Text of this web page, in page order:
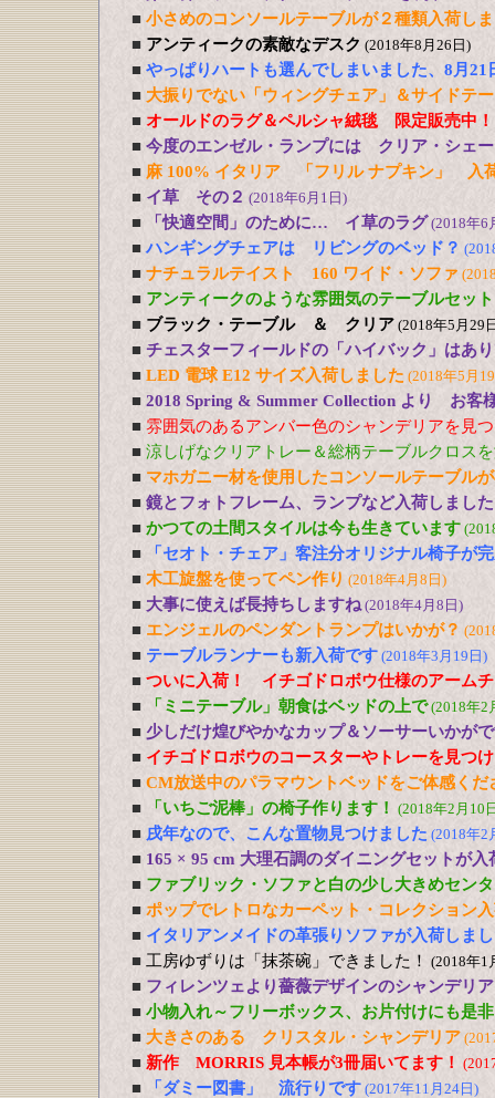
■ 小さめのコンソールテーブルが２種類入荷し
■ アンティークの素敵なデスク (2018年8月26日)
■ やっぱりハートも選んでしまいました、8月21
■ 大振りでない「ウィングチェア」＆サイドテ
■ オールドのラグ＆ペルシャ絨毯 限定販売中！
■ 今度のエンゼル・ランプには クリア・シェ
■ 麻 100% イタリア 「フリル ナプキン」 入
■ イ草 その２ (2018年6月1日)
■ 「快適空間」のために… イ草のラグ (2018年6
■ ハンギングチェアは リビングのベッド？
■ ナチュラルテイスト 160 ワイド・ソファ
■ アンティークのような雰囲気のテーブルセット
■ ブラック・テーブル ＆ クリア (2018年5月29
■ チェスターフィールドの「ハイバック」はあ
■ LED 電球 E12 サイズ入荷しました (2018年5月
■ 2018 Spring & Summer Collection より お客
■ 雰囲気のあるアンバー色のシャンデリアを見
■ 涼しげなクリアトレー＆総柄テーブルクロス
■ マホガニー材を使用したコンソールテーブル
■ 鏡とフォトフレーム、ランプなど入荷しました
■ かつての土間スタイルは今も生きています
■
「セオト・チェア」客注分オリジナル椅子が
■ 木工旋盤を使ってペン作り (2018年4月8日)
■ 大事に使えば長持ちしますね(2018年4月8日)
■ エンジェルのペンダントランプはいかが？
■ テーブルランナーも新入荷です (2018年3月19日)
■ ついに入荷！ イチゴドロボウ仕様のアーム
■
「ミニテーブル」朝食はベッドの上で(2018年2
■ 少しだけ煌びやかなカップ＆ソーサーいかが
■ イチゴドロボウのコースターやトレーを見つ
■ CM放送中のパラマウントベッドをご体感くだ
■
「いちご泥棒」の椅子作ります！ (2018年2月10
■ 戌年なので、こんな置物見つけました (2018年2
■ 165 × 95 cm 大理石調のダイニングセットが入
■ ファブリック・ソファと白の少し大きめセン
■ ポップでレトロなカーペット・コレクション
■ イタリアンメイドの革張りソファが入荷しま
■ 工房ゆずりは「抹茶碗」できました！ (2018年1
■ フィレンツェより薔薇デザインのシャンデリア
■ 小物入れ～フリーボックス、お片付けにも是
■ 大きさのある クリスタル・シャンデリア
■ 新作 MORRIS 見本帳が3冊届いてます！
■ 「ダミー図書」 流行りです (2017年11月24日)